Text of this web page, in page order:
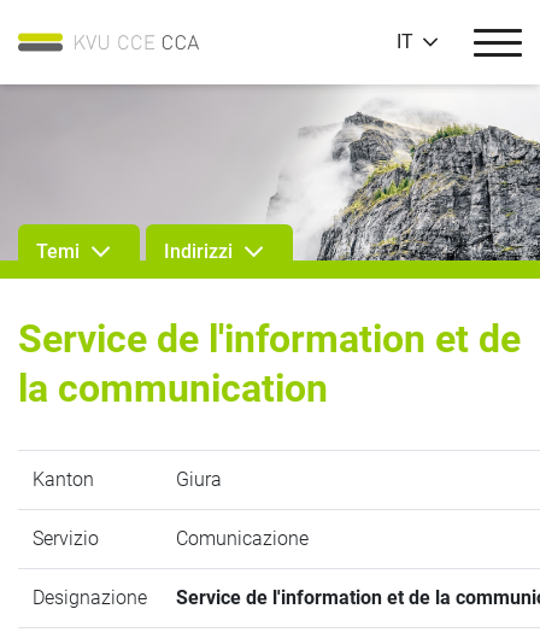
IT
Temi Indirizzi
Service de l'information et de
la communication
Kanton Giura
Servizio Comunicazione
Designazione Service de l'information et de la